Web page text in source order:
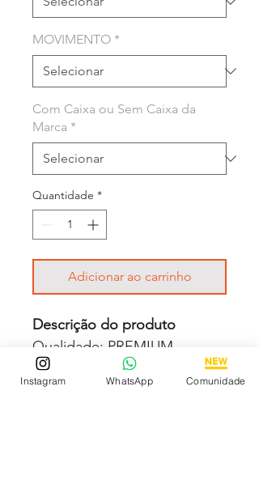
MOVIMENTO *
Com Caixa ou Sem Caixa da
Marca *
Quantidade *
Adicionar ao carrinho
Descrição do produto
Qualidade: PREMIUM
Movimento: Automático
Diâmetro: 40mm
Instagram WhatsApp Comunidade